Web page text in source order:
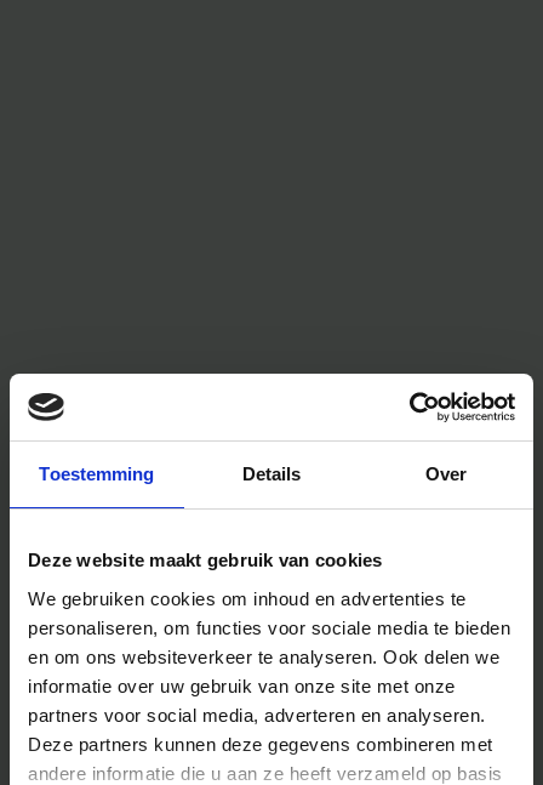
Toestemming Details Over
Deze website maakt gebruik van cookies
We gebruiken cookies om inhoud en advertenties te
personaliseren, om functies voor sociale media te bieden
en om ons websiteverkeer te analyseren. Ook delen we
informatie over uw gebruik van onze site met onze
partners voor social media, adverteren en analyseren.
Deze partners kunnen deze gegevens combineren met
andere informatie die u aan ze heeft verzameld op basis